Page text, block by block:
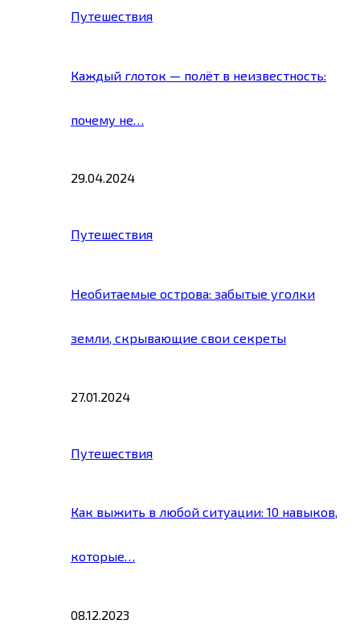
Путешествия
Каждый глоток — полёт в неизвестность:
почему не…
29.04.2024
Путешествия
Необитаемые острова: забытые уголки
земли, скрывающие свои секреты
27.01.2024
Путешествия
Как выжить в любой ситуации: 10 навыков,
которые…
08.12.2023